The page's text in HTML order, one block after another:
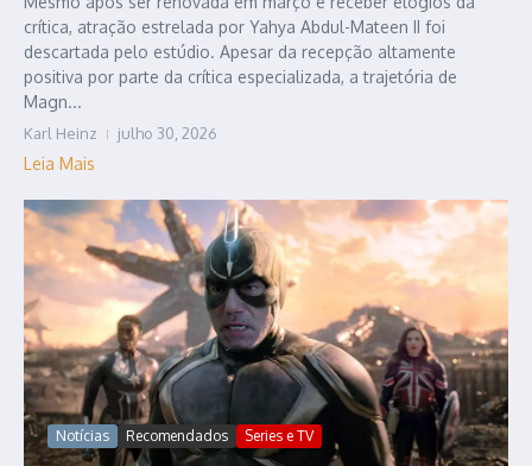
crítica, atração estrelada por Yahya Abdul-Mateen II foi
descartada pelo estúdio. Apesar da recepção altamente
positiva por parte da crítica especializada, a trajetória de
Magn...
Karl Heinz julho 30, 2026
Leia Mais
Notícias Recomendados Series e TV